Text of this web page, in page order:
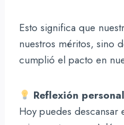
Esto significa que
nuestros méritos, sino
cumplió el pacto en
Reflexión
Hoy puedes descansar